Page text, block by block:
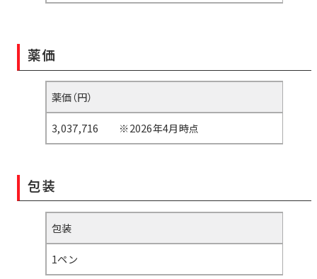
薬価
薬価（円）
3,037,716 ※2026年4月時点
包装
包装
1ペン